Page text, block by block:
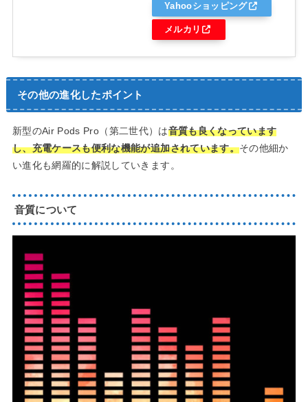
Yahooショッピング
メルカリ
その他の進化したポイント
新型のAir Pods Pro（第二世代）は音質も良くなっています
し、充電ケースも便利な機能が追加されています。その他細か
い進化も網羅的に解説していきます。
音質について